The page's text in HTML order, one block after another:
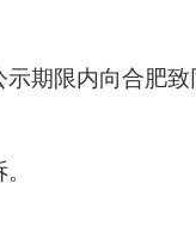
示期限内向合肥致